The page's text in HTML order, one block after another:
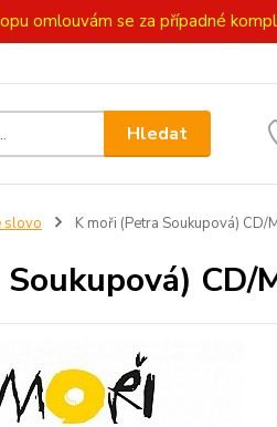
omlouvám se za případné
Hledat
slovo K moři (Petra Soukupová) CD/
CD/